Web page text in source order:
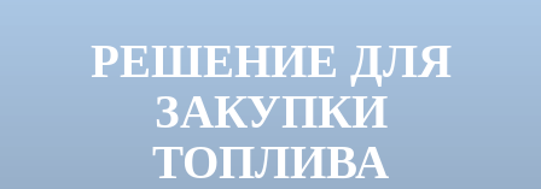
РЕШЕНИЕ ДЛЯ
ЗАКУПКИ
ТОПЛИВА